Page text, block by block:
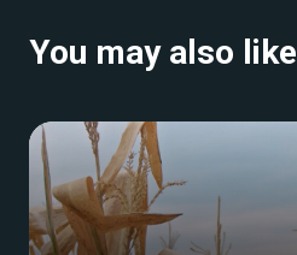
You may also like